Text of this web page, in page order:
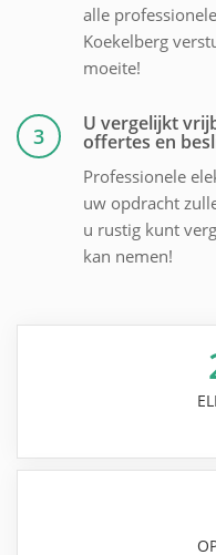
alle
Koekelberg
moeite!
3 U vergelijkt
offertes en
Professionele
uw opdracht
u rustig kunt
kan nemen!